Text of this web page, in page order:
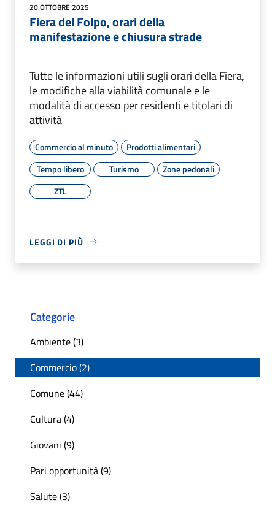
20 OTTOBRE 2025
Fiera del Folpo, orari della
manifestazione e chiusura strade
Tutte le informazioni utili sugli orari della Fiera,
le modifiche alla viabilità comunale e le
modalità di accesso per residenti e titolari di
attività
Commercio al minuto
Prodotti alimentari
Tempo libero
Turismo
Zone pedonali
ZTL
LEGGI DI PIÙ
Categorie
Ambiente (3)
Commercio (2)
Comune (44)
Cultura (4)
Giovani (9)
Pari opportunità (9)
Salute (3)